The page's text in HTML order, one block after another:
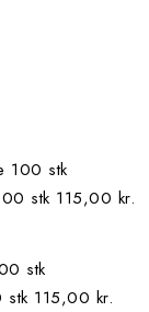
stk 115,00 kr.
stk 115,00 kr.